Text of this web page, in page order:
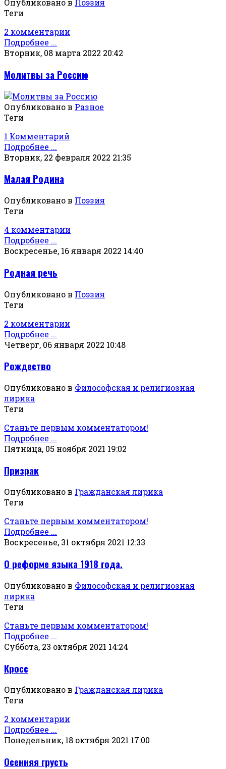
Опубликовано в Поэзия
Теги
2 комментарии
Подробнее ...
Вторник, 08 марта 2022 20:42
Молитвы за Россию
Опубликовано в Разное
Теги
1 Комментарий
Подробнее ...
Вторник, 22 февраля 2022 21:35
Малая Родина
Опубликовано в Поэзия
Теги
4 комментарии
Подробнее ...
Воскресенье, 16 января 2022 14:40
Родная речь
Опубликовано в Поэзия
Теги
2 комментарии
Подробнее ...
Четверг, 06 января 2022 10:48
Рождество
Опубликовано в Философская и религиозная
лирика
Теги
Станьте первым комментатором!
Подробнее ...
Пятница, 05 ноября 2021 19:02
Призрак
Опубликовано в Гражданская лирика
Теги
Станьте первым комментатором!
Подробнее ...
Воскресенье, 31 октября 2021 12:33
О реформе языка 1918 года.
Опубликовано в Философская и религиозная
лирика
Теги
Станьте первым комментатором!
Подробнее ...
Суббота, 23 октября 2021 14:24
Кросс
Опубликовано в Гражданская лирика
Теги
2 комментарии
Подробнее ...
Понедельник, 18 октября 2021 17:00
Осенняя грусть